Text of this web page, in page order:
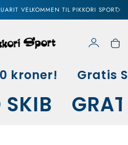
VELKOMMEN TIL PIKKORI SPORT
Konto
kroner! Gratis
SKIB